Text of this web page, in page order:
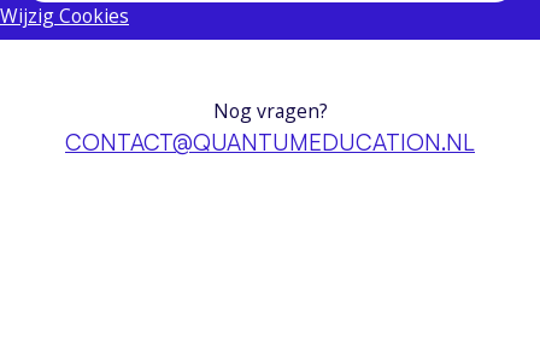
Wijzig Cookies
Nog vragen?
CONTACT@QUANTUMEDUCATION.NL